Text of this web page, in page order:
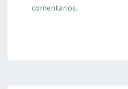
comentarios.